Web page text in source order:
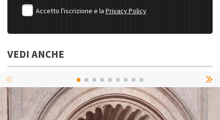
Accetto l'iscrizione e la Privacy Policy
VEDI ANCHE